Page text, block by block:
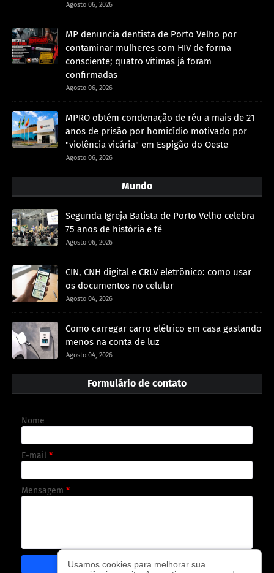
Agosto 06, 2026
MP denuncia dentista de Porto Velho por
contaminar mulheres com HIV de forma
consciente; quatro vítimas já foram
confirmadas
Agosto 06, 2026
MPRO obtém condenação de réu a mais de 21
anos de prisão por homicídio motivado por
"violência vicária" em Espigão do Oeste
Agosto 06, 2026
Mundo
Segunda Igreja Batista de Porto Velho celebra
75 anos de história e fé
Agosto 06, 2026
CIN, CNH digital e CRLV eletrônico: como usar
os documentos no celular
Agosto 04, 2026
Como carregar carro elétrico em casa gastando
menos na conta de luz
Agosto 04, 2026
Formulário de contato
Nome
E-mail *
Mensagem *
Usamos cookies para melhorar sua